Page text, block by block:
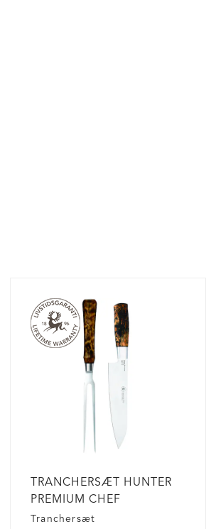
TRANCHERSÆT HUNTER
PREMIUM CHEF
Tranchersæt